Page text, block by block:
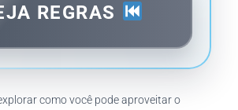
REGRAS
como você pode aproveitar o